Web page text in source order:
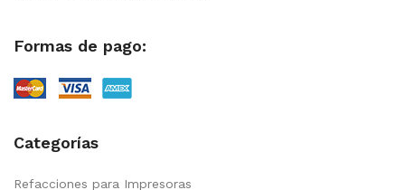
Formas de pago:
Categorías
Refacciones para Impresoras